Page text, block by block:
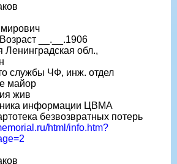
__.__.1906
Ленинградская обл.,
службы ЧФ, инж. отдел
майор
жив
информации ЦВМА
безвозвратных потерь
html/info.htm?